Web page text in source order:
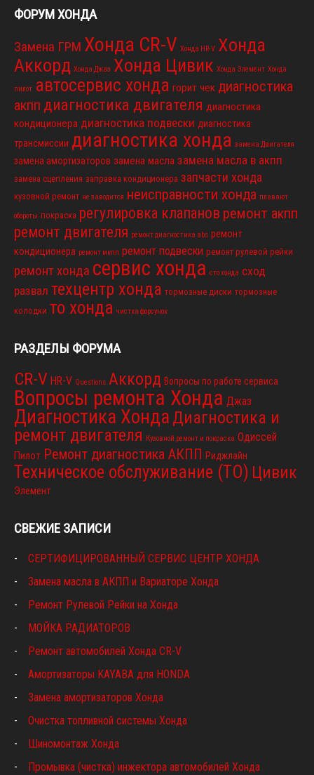
ФОРУМ ХОНДА
Замена ГРМ Хонда CR-V Хонда HR-V Хонда
Аккорд Хонда Джаз Хонда Цивик Хонда Элемент Хонда
пилот автосервис хонда горит чек диагностика
акпп диагностика двигателя диагностика
кондиционера диагностика подвески диагностика
трансмиссии диагностика хонда замена Двигателя
замена амортизаторов замена масла замена масла в акпп
замена сцепления заправка кондиционера запчасти хонда
кузовной ремонт не заводится неисправности хонда плавают
обороты покраска регулировка клапанов ремонт акпп
ремонт двигателя ремонт диагностика abs ремонт
кондиционера ремонт мкпп ремонт подвески ремонт рулевой рейки
ремонт хонда сервис хонда сто хонда сход
развал техцентр хонда тормозные диски тормозные
колодки то хонда чистка форсунок
РАЗДЕЛЫ ФОРУМА
CR-V HR-V Questions Аккорд Вопросы по работе сервиса
Вопросы ремонта Хонда Джаз
Диагностика Хонда Диагностика и
ремонт двигателя
Кузовной ремонт и покраска Одиссей
Пилот Ремонт диагностика АКПП Риджлайн
Техническое обслуживание (ТО) Цивик
Элемент
СВЕЖИЕ ЗАПИСИ
СЕРТИФИЦИРОВАННЫЙ СЕРВИС ЦЕНТР ХОНДА
Замена масла в АКПП и Вариаторе Хонда
Ремонт Рулевой Рейки на Хонда
МОЙКА РАДИАТОРОВ
Ремонт автомобилей Хонда CR-V
Амортизаторы KAYABA для HONDA
Замена амортизаторов Хонда
Очистка топливной системы Хонда
Шиномонтаж Хонда
Промывка (чистка) инжектора автомобилей Хонда